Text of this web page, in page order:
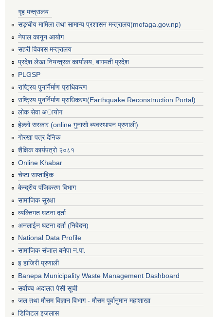
गृह मन्त्रालय
सङ्घीय मामिला तथा सामान्य प्रशासन मन्त्रालय(mofaga.gov.np)
नेपाल कानून आयोग
सहरी विकास मन्त्रालय
प्रदेश लेखा नियन्त्रक कार्यालय, बागमती प्रदेश
PLGSP
राष्ट्रिय पुनर्निर्माण प्राधिकरण
राष्ट्रिय पुनर्निर्माण प्राधिकरण(Earthquake Reconstruction Portal)
लोक सेवा अायोग
हेल्लो सरकार (online गुनासो ब्यवस्थापन प्रणाली)
गोरखा पत्र दैनिक
शैक्षिक कार्यपत्रो २०८१
Online Khabar
चेष्टा साप्ताहिक
केन्द्रीय पंजिकरण विभाग
सामाजिक सुरक्षा
व्यक्तिगत घटना दर्ता
अनलाईन घटना दर्ता (निवेदन)
National Data Profile
सामाजिक संजाल बनेपा न.पा.
इ हाजिरी प्रणाली
Banepa Municipality Waste Management Dashboard
सर्वोच्च अदालत पेसी सूची
जल तथा मौसम विज्ञान विभाग - मौसम पूर्वानुमान महाशाखा
डिजिटल इजलास